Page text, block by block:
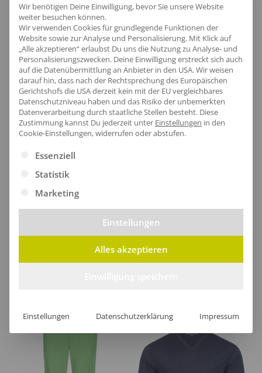
Größentabelle
Lieferzeit
[jgm-review-widget]
Kundenprojekte
Wir benötigen Deine Einwilligung, bevor Sie unsere Website
weiter besuchen können.
Wir verwenden Cookies für grundlegende Funktionen der
Website sowie zur Analyse und Personalisierung. Mit Klick auf
„Alle akzeptieren“ erlaubst Du uns die Nutzung zu Analyse- und
Personalisierungszwecken. Deine Einwilligung erstreckt sich auch
auf die Datenübermittlung an Anbieter in den USA. Wir weisen
darauf hin, dass nach der Rechtsprechung des Europäischen
Gerichtshofs die USA derzeit kein mit der EU vergleichbares
Datenschutzniveau haben und das Risiko der unbemerkten
Datenverarbeitung durch staatliche Stellen besteht. Diese
Zustimmung kannst Du jederzeit unter Einstellungen in den
Cookie-Einstellungen, widerrufen oder abstufen.
Es folgt eine Liste der Service-Gruppen, für die eine
Essenziell
Statistik
Marketing
Einstellungen
Alles akzeptieren
Einstellungen Datenschutzerklärung Impressum